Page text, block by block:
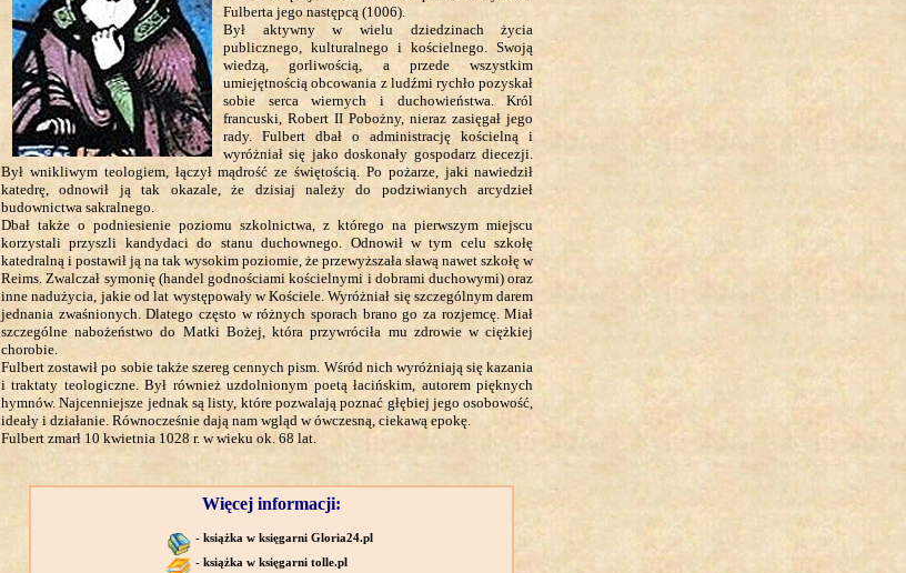
Fulberta jego następcą (1006).
Był aktywny w wielu dziedzinach życia
publicznego, kulturalnego i kościelnego. Swoją
wiedzą, gorliwością, a przede wszystkim
umiejętnością obcowania z ludźmi rychło pozyskał
sobie serca wiernych i duchowieństwa. Król
francuski, Robert II Pobożny, nieraz zasięgał jego
rady. Fulbert dbał o administrację kościelną i
wyróżniał się jako doskonały gospodarz diecezji.
Był wnikliwym teologiem, łączył mądrość ze świętością. Po pożarze, jaki nawiedził
katedrę, odnowił ją tak okazale, że dzisiaj należy do podziwianych arcydzieł
budownictwa sakralnego.
Dbał także o podniesienie poziomu szkolnictwa, z którego na pierwszym miejscu
korzystali przyszli kandydaci do stanu duchownego. Odnowił w tym celu szkołę
katedralną i postawił ją na tak wysokim poziomie, że przewyższała sławą nawet szkołę w
Reims. Zwalczał symonię (handel godnościami kościelnymi i dobrami duchowymi) oraz
inne nadużycia, jakie od lat występowały w Kościele. Wyróżniał się szczególnym darem
jednania zwaśnionych. Dlatego często w różnych sporach brano go za rozjemcę. Miał
szczególne nabożeństwo do Matki Bożej, która przywróciła mu zdrowie w ciężkiej
chorobie.
Fulbert zostawił po sobie także szereg cennych pism. Wśród nich wyróżniają się kazania
i traktaty teologiczne. Był również uzdolnionym poetą łacińskim, autorem pięknych
hymnów. Najcenniejsze jednak są listy, które pozwalają poznać głębiej jego osobowość,
ideały i działanie. Równocześnie dają nam wgląd w ówczesną, ciekawą epokę.
Fulbert zmarł 10 kwietnia 1028 r. w wieku ok. 68 lat.
Więcej informacji:
-książka w księgarni Gloria24.pl
-książka w księgarni tolle.pl